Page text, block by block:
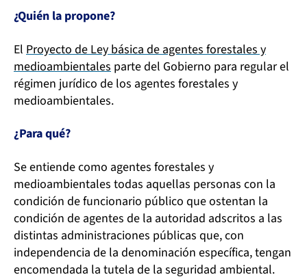
¿Quién la propone?
El Proyecto de Ley básica de agentes forestales y
medioambientales parte del Gobierno para regular el
régimen jurídico de los agentes forestales y
medioambientales.
¿Para qué?
Se entiende como agentes forestales y
medioambientales todas aquellas personas con la
condición de funcionario público que ostentan la
condición de agentes de la autoridad adscritos a las
distintas administraciones públicas que, con
independencia de la denominación específica, tengan
encomendada la tutela de la seguridad ambiental.